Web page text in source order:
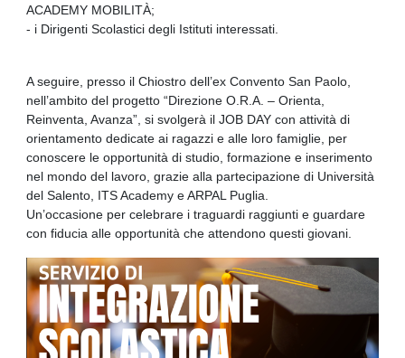
ACADEMY MOBILITÀ;
- i Dirigenti Scolastici degli Istituti interessati.
A seguire, presso il Chiostro dell’ex Convento San Paolo,
nell’ambito del progetto “Direzione O.R.A. – Orienta,
Reinventa, Avanza”, si svolgerà il JOB DAY con attività di
orientamento dedicate ai ragazzi e alle loro famiglie, per
conoscere le opportunità di studio, formazione e inserimento
nel mondo del lavoro, grazie alla partecipazione di Università
del Salento, ITS Academy e ARPAL Puglia.
Un’occasione per celebrare i traguardi raggiunti e guardare
con fiducia alle opportunità che attendono questi giovani.